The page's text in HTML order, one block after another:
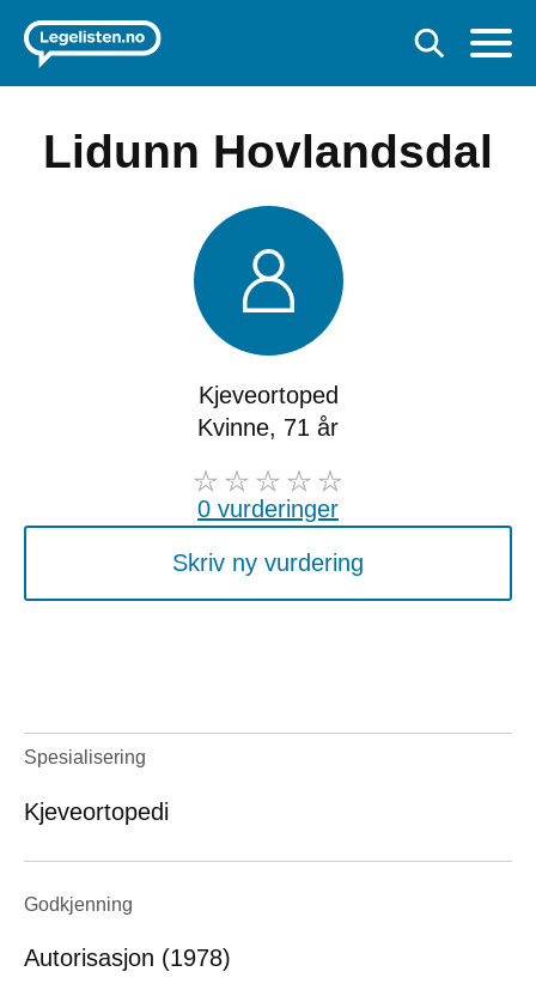
Lidunn Hovlandsdal
Kjeveortoped
Kvinne, 71 år
0 vurderinger
Skriv ny vurdering
Spesialisering
Kjeveortopedi
Godkjenning
Autorisasjon (1978)